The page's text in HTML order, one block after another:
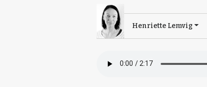
Henriette Lemvig